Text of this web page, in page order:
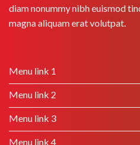
diam nonummy nibh euismod
magna aliquam erat volutpat.
Menu link 1
Menu link 2
Menu link 3
Menu link 4